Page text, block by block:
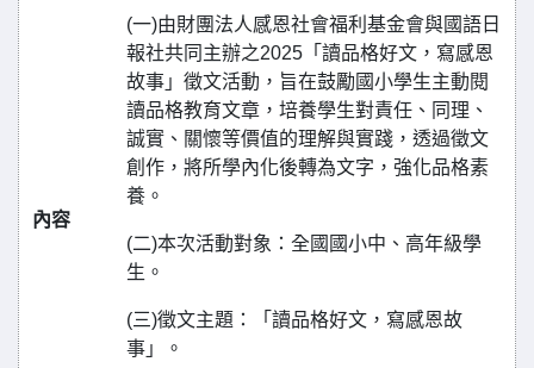
內容
(一)由財團法人感恩社會福利基金會與國語日
報社共同主辦之2025「讀品格好文，寫感恩
故事」徵文活動，旨在鼓勵國小學生主動閱
讀品格教育文章，培養學生對責任、同理、
誠實、關懷等價值的理解與實踐，透過徵文
創作，將所學內化後轉為文字，強化品格素
養。
(二)本次活動對象：全國國小中、高年級學
生。
(三)徵文主題：「讀品格好文，寫感恩故
事」。